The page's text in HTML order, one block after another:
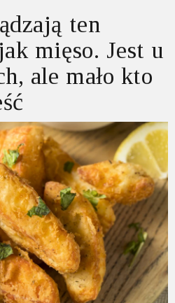
ten
mięso. Jest u
ale mało kto